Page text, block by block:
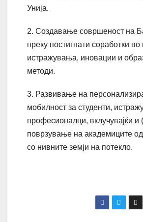
Унија.
2. Создавање совршеност на
преку постигнати соработки во
истражувања, иновации и
методи.
3. Развивање на
мобилност за студенти,
професионалци, вклучувајќи и
поврзување на академиците од
со нивните земји на потекло.